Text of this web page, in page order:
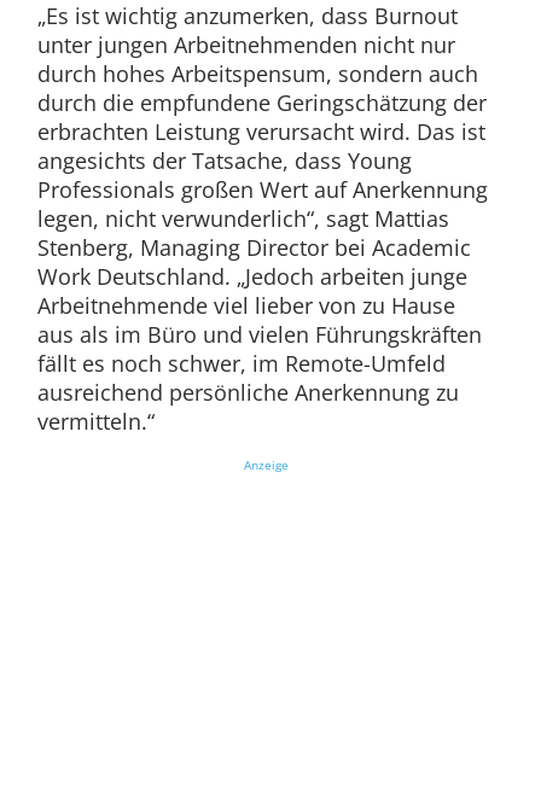
„Es ist wichtig anzumerken, dass Burnout
unter jungen Arbeitnehmenden nicht nur
durch hohes Arbeitspensum, sondern auch
durch die empfundene Geringschätzung der
erbrachten Leistung verursacht wird. Das ist
angesichts der Tatsache, dass Young
Professionals großen Wert auf Anerkennung
legen, nicht verwunderlich“, sagt Mattias
Stenberg, Managing Director bei Academic
Work Deutschland. „Jedoch arbeiten junge
Arbeitnehmende viel lieber von zu Hause
aus als im Büro und vielen Führungskräften
fällt es noch schwer, im Remote-Umfeld
ausreichend persönliche Anerkennung zu
vermitteln.“
Anzeige